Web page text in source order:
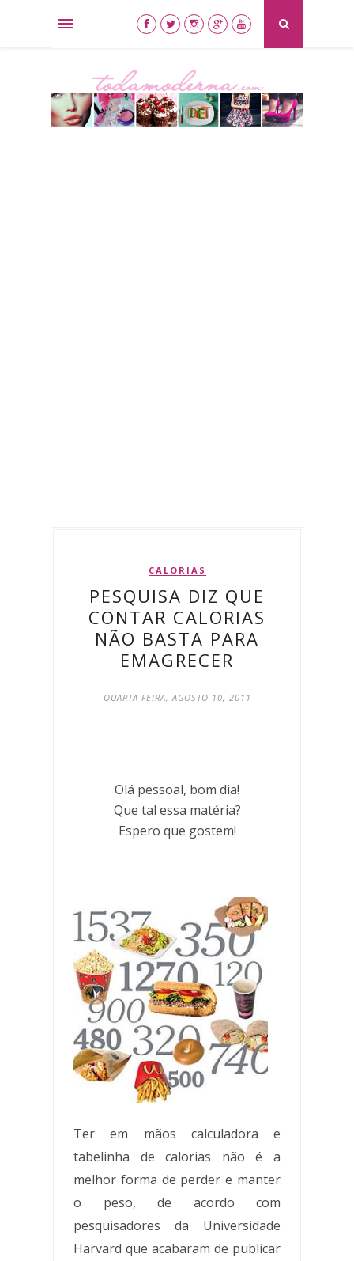
CALORIAS
PESQUISA DIZ QUE
CONTAR CALORIAS
NÃO BASTA PARA
EMAGRECER
QUARTA-FEIRA, AGOSTO 10, 2011
Olá pessoal, bom dia!
Que tal essa matéria?
Espero que gostem!
Ter em mãos calculadora e
tabelinha de calorias não é a
melhor forma de perder e manter
o peso, de acordo com
pesquisadores da Universidade
Harvard que acabaram de publicar